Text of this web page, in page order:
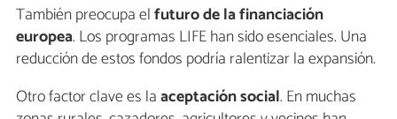
También preocupa elfuturo de la financiación
europea. Los programas LIFE han sido esenciales. Una
reducción de estos fondos podría ralentizar la expansión.
Otro factor clave es laaceptación social. En muchas